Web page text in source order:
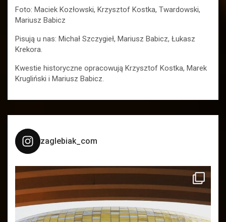
Foto: Maciek Kozłowski, Krzysztof Kostka, Twardowski,
Mariusz Babicz
Pisują u nas: Michał Szczygieł, Mariusz Babicz, Łukasz
Krekora.
Kwestie historyczne opracowują Krzysztof Kostka, Marek
Krugliński i Mariusz Babicz.
zaglebiak_com